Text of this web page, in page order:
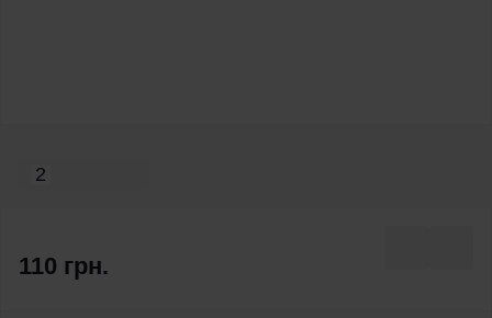
2
110 грн.